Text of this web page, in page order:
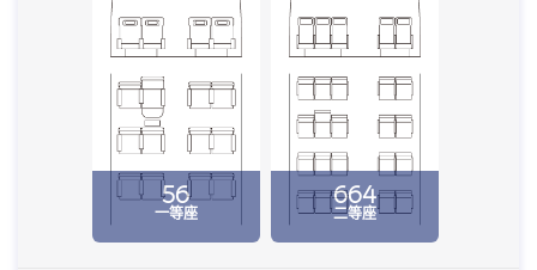
56
一等座
664
二等座